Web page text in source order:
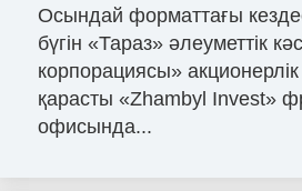
Осындай форматтағы
бүгін «Тараз» әлеуметтік
корпорациясы»
қарасты «Zhambyl Invest»
офисында...